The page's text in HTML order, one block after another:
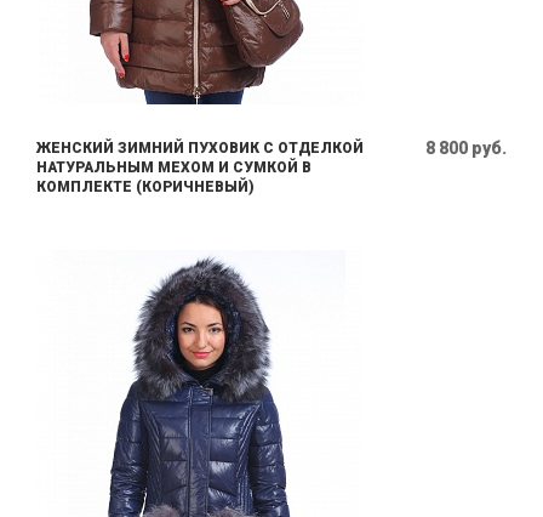
ЖЕНСКИЙ ЗИМНИЙ ПУХОВИК С ОТДЕЛКОЙ
НАТУРАЛЬНЫМ МЕХОМ И СУМКОЙ В
КОМПЛЕКТЕ (КОРИЧНЕВЫЙ)
8 800 руб.